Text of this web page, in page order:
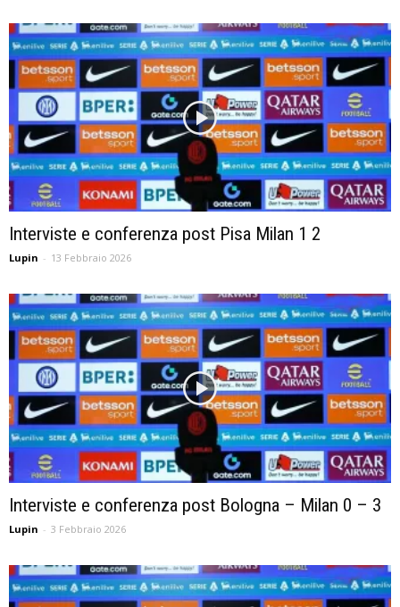
Interviste e conferenza post Pisa Milan 1 2
Lupin - 13 Febbraio 2026
Interviste e conferenza post Bologna – Milan 0 – 3
Lupin - 3 Febbraio 2026